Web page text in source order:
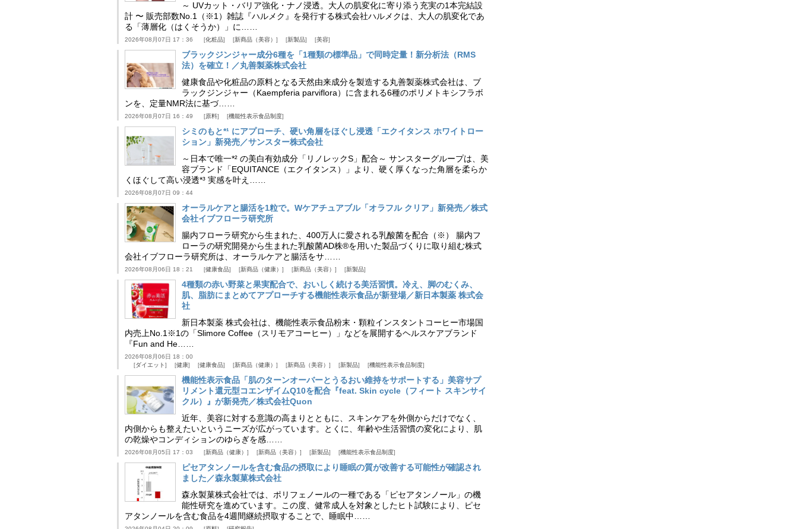
～ UVカット・バリア強化・ナノ浸透。大人の肌変化に寄り添う充実の1本完結設
計 〜 販売部数No.1（※1）雑誌『ハルメク』を発行する株式会社ハルメクは、大人の肌変化であ
る「薄層化（はくそうか）」に……
2026年08月07日 17：36 化粧品 新商品（美容） 新製品 美容
ブラックジンジャー成分6種を「1種類の標準品」で同時定量！新分析法（RMS
法）を確立！／丸善製薬株式会社
健康食品や化粧品の原料となる天然由来成分を製造する丸善製薬株式会社は、ブ
ラックジンジャー（Kaempferia parviflora）に含まれる6種のポリメトキシフラボ
ンを、定量NMR法に基づ……
2026年08月07日 16：49 原料 機能性表示食品制度
シミのもと*¹ にアプローチ、硬い角層をほぐし浸透「エクイタンス ホワイトロー
ション」新発売／サンスター株式会社
～日本で唯一*² の美白有効成分「リノレックS」配合～ サンスターグループは、美
容ブランド「EQUITANCE（エクイタンス）」より、硬く厚くなった角層を柔らか
くほぐして高い浸透*³ 実感を叶え……
2026年08月07日 09：44
オーラルケアと腸活を1粒で。Wケアチュアブル「オラフル クリア」新発売／株式
会社イブフローラ研究所
腸内フローラ研究から生まれた、400万人に愛される乳酸菌を配合（※） 腸内フ
ローラの研究開発から生まれた乳酸菌AD株®を用いた製品づくりに取り組む株式
会社イブフローラ研究所は、オーラルケアと腸活をサ……
2026年08月06日 18：21 健康食品 新商品（健康） 新商品（美容） 新製品
4種類の赤い野菜と果実配合で、おいしく続ける美活習慣。冷え、脚のむくみ、
肌、脂肪にまとめてアプローチする機能性表示食品が新登場／新日本製薬 株式会
社
新日本製薬 株式会社は、機能性表示食品粉末・顆粒インスタントコーヒー市場国
内売上No.1※1の「Slimore Coffee（スリモアコーヒー）」などを展開するヘルスケアブランド
『Fun and He……
2026年08月06日 18：00
ダイエット
健康 健康食品 新商品（健康） 新商品（美容） 新製品 機能性表示食品制度
機能性表示食品「肌のターンオーバーとうるおい維持をサポートする」美容サプ
リメント還元型コエンザイムQ10を配合『feat. Skin cycle（フィート スキンサイ
クル）』が新発売／株式会社Quon
近年、美容に対する意識の高まりとともに、スキンケアを外側からだけでなく、
内側からも整えたいというニーズが広がっています。とくに、年齢や生活習慣の変化により、肌
の乾燥やコンディションのゆらぎを感……
2026年08月05日 17：03 新商品（健康） 新商品（美容） 新製品 機能性表示食品制度
ピセアタンノールを含む食品の摂取により睡眠の質が改善する可能性が確認され
ました／森永製菓株式会社
森永製菓株式会社では、ポリフェノールの一種である「ピセアタンノール」の機
能性研究を進めています。この度、健常成人を対象としたヒト試験により、ピセ
アタンノールを含む食品を4週間継続摂取することで、睡眠中……